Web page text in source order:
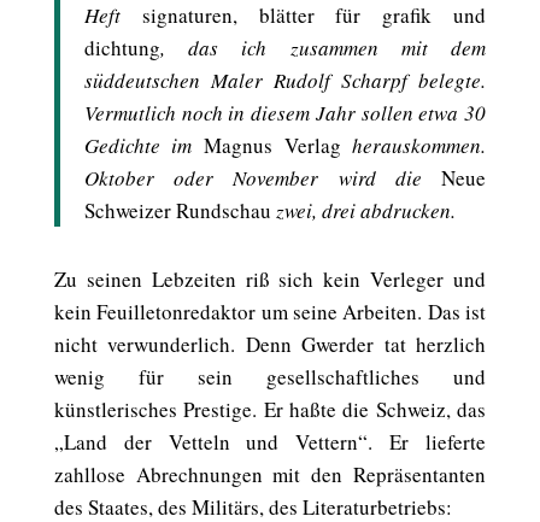
Heft signaturen, blätter für grafik und
dichtung, das ich zusammen mit dem
süddeutschen Maler Rudolf Scharpf belegte.
Vermutlich noch in diesem Jahr sollen etwa 30
Gedichte im Magnus Verlagherauskommen.
Oktober oder November wird dieNeue
Schweizer Rundschau zwei, drei abdrucken.
Zu seinen Lebzeiten riß sich kein Verleger und
kein Feuilletonredaktor um seine Arbeiten. Das ist
nicht verwunderlich. Denn Gwerder tat herzlich
wenig für sein gesellschaftliches und
künstlerisches Prestige. Er haßte die Schweiz, das
„Land der Vetteln und Vettern“. Er lieferte
zahllose Abrechnungen mit den Repräsentanten
des Staates, des Militärs, des Literaturbetriebs: